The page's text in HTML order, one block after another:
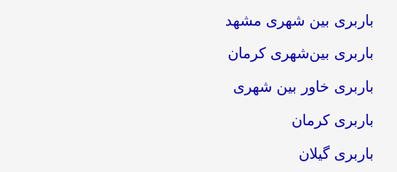
باربری بین شهری مشهد
باربری بین‌شهری کرمان
باربری خاور بین شهری
باربری کرمان
باربری گیلان